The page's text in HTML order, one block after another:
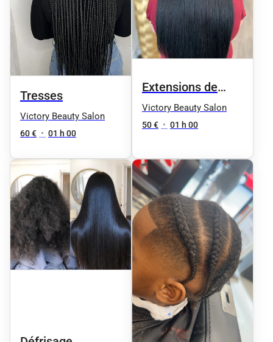
Tresses
Victory Beauty Salon
60 € • 01 h 00
Extensions de
cheveux
Victory Beauty Salon
50 € • 01 h 00